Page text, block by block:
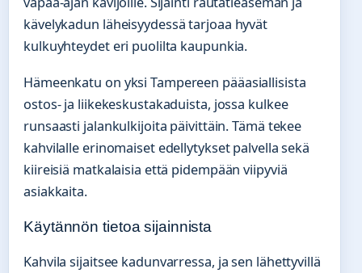
kävelykadun läheisyydessä tarjoaa hyvät
kulkuyhteydet eri puolilta kaupunkia.
Hämeenkatu on yksi Tampereen pääasiallisista
ostos- ja liikekeskustakaduista, jossa kulkee
runsaasti jalankulkijoita päivittäin. Tämä tekee
kahvilalle erinomaiset edellytykset palvella sekä
kiireisiä matkalaisia että pidempään viipyviä
asiakkaita.
Käytännön tietoa sijainnista
Kahvila sijaitsee kadunvarressa, ja sen lähettyvillä